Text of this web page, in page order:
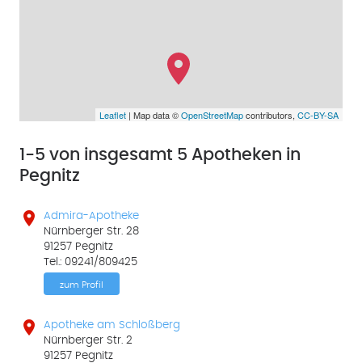
Leaflet | Map data ©OpenStreetMapcontributors,CC-BY-SA
1-5 von insgesamt 5 Apotheken in
Pegnitz

Admira-Apotheke
Nürnberger Str. 28
91257 Pegnitz
Tel.: 09241/809425
zum Profil

Apotheke am Schloßberg
Nürnberger Str. 2
91257 Pegnitz